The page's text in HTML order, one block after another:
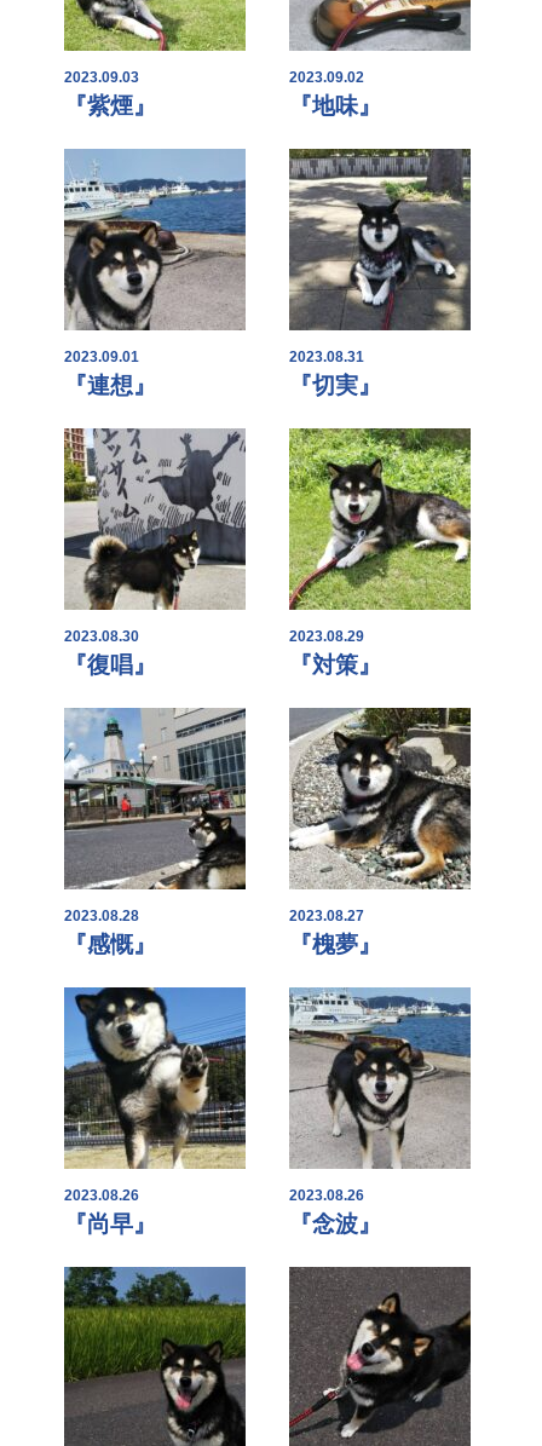
2023.09.03
『紫煙』
2023.09.02
『地味』
2023.09.01
『連想』
2023.08.31
『切実』
2023.08.30
『復唱』
2023.08.29
『対策』
2023.08.28
『感慨』
2023.08.27
『槐夢』
2023.08.26
『尚早』
2023.08.26
『念波』